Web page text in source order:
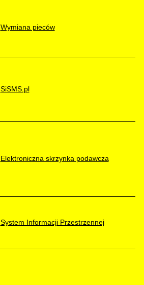
Wymiana pieców
SiSMS.pl
Elektroniczna skrzynka podawcza
System Informacji Przestrzennej